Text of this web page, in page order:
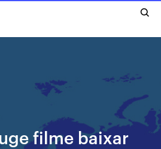
filme baixar